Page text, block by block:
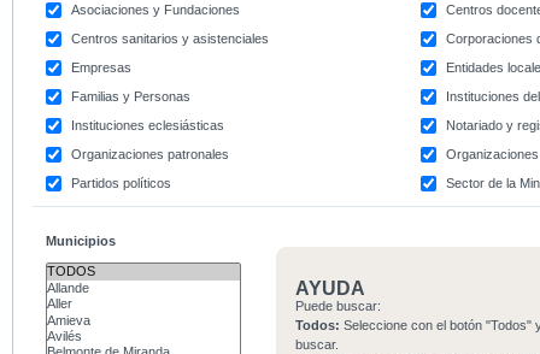
Asociaciones y Fundaciones
Centros
Centros sanitarios y asistenciales
Corporaciones
Empresas
Entidades
Familias y Personas
Instituciones
Instituciones eclesiásticas
Notariado y
Organizaciones patronales
Partidos políticos
Sector de la
Municipios
AYUDA
Puede buscar:
Todos: Seleccione con el botón "Todos"
buscar.